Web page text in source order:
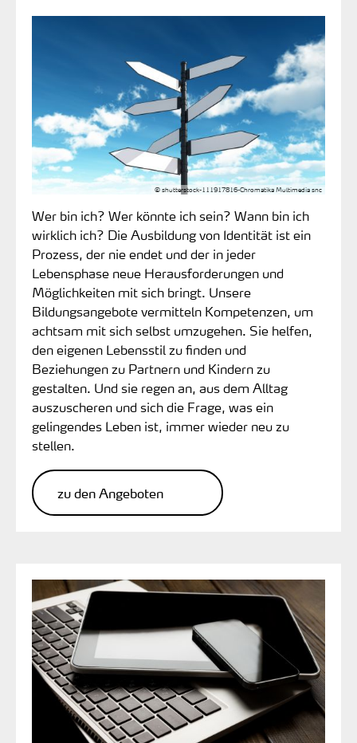
© shutterstock-111917816-Chromatika Multimedia snc
Wer bin ich? Wer könnte ich sein? Wann bin ich
wirklich ich? Die Ausbildung von Identität ist ein
Prozess, der nie endet und der in jeder
Lebensphase neue Herausforderungen und
Möglichkeiten mit sich bringt. Unsere
Bildungsangebote vermitteln Kompetenzen, um
achtsam mit sich selbst umzugehen. Sie helfen,
den eigenen Lebensstil zu finden und
Beziehungen zu Partnern und Kindern zu
gestalten. Und sie regen an, aus dem Alltag
auszuscheren und sich die Frage, was ein
gelingendes Leben ist, immer wieder neu zu
stellen.
zu den Angeboten